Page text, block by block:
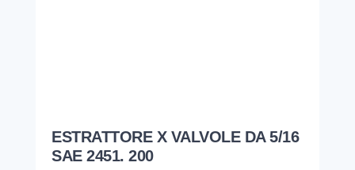
ESTRATTORE X VALVOLE DA 5/16
SAE 2451. 200